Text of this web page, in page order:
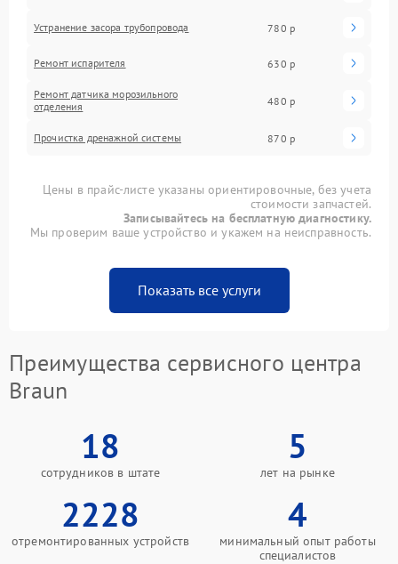
Устранение засора трубопровода 780 р
Ремонт испарителя 630 р
Ремонт датчика морозильного
отделения
480 р
Прочистка дренажной системы 870 р
Цены в прайс-листе указаны ориентировочные, без учета
стоимости запчастей.
Записывайтесь на бесплатную диагностику.
Мы проверим ваше устройство и укажем на неисправность.
Показать все услуги
Преимущества сервисного центра
Braun
18
сотрудников в штате
5
лет на рынке
2228
отремонтированных устройств
4
минимальный опыт работы
специалистов